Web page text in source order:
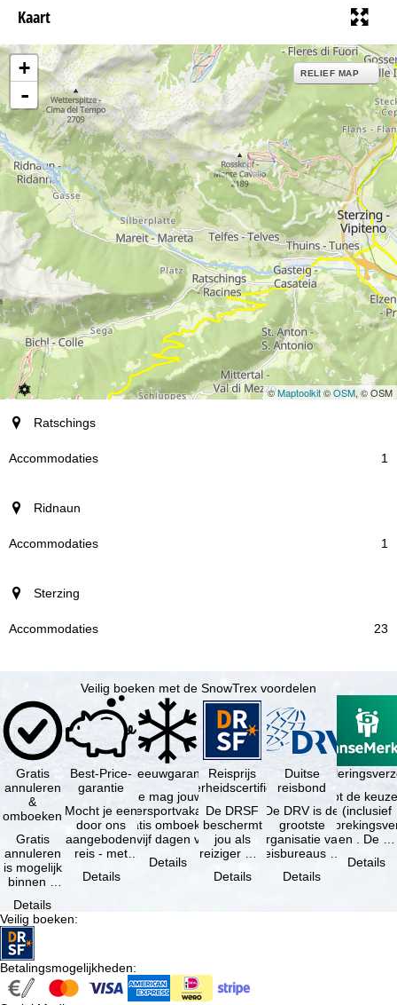
Kaart
+
-
RELIEF MAP
©Maptoolkit©OSM, © OSM
plaats
Accommodaties
Ratschings
1
Ridnaun
1
Sterzing
23
Veilig boeken met de SnowTrex voordelen
Gratis
annuleren
&
omboeken
Gratis
annuleren
is mogelijk
binnen 5
de
boeking,
als jouw
vakantie …
Details
Best-Price-
garantie
Mocht je een
door ons
aangeboden
reis - met
beschikbaarheid
Details
Sneeuwgarantie
Je mag jouw
wintersportvakantie
gratis omboeken
als vijf dagen voor
Details
Reisprijs
zekerheidscertificaat
De DRSF
beschermt
jou als
reiziger met
pakketreis
Details
Duitse
reisbond
De DRV is de
grootste
organisatie van
reisbureaus en
in Duitsland. …
Details
Je hebt de
(inclusief
en . De …
Details
Veilig boeken:
Betalingsmogelijkheden: